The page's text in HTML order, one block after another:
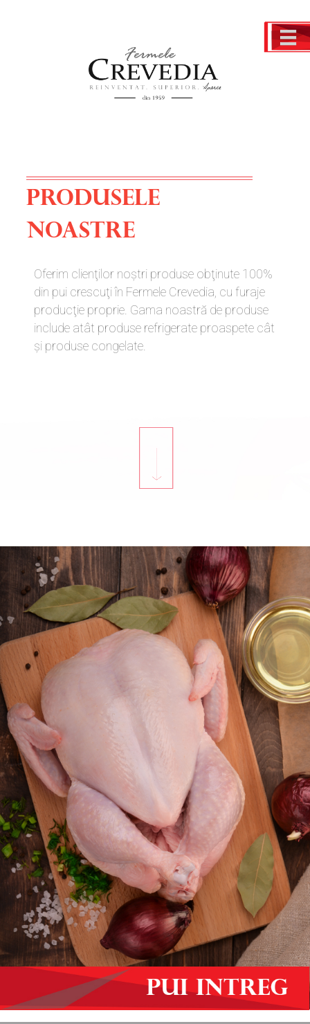
PRODUSELE
NOASTRE
Oferim clienţilor noştri produse obţinute 100%
din pui crescuţi în Fermele Crevedia, cu furaje
producţie proprie. Gama noastră de produse
include atât produse refrigerate proaspete cât
şi produse congelate.